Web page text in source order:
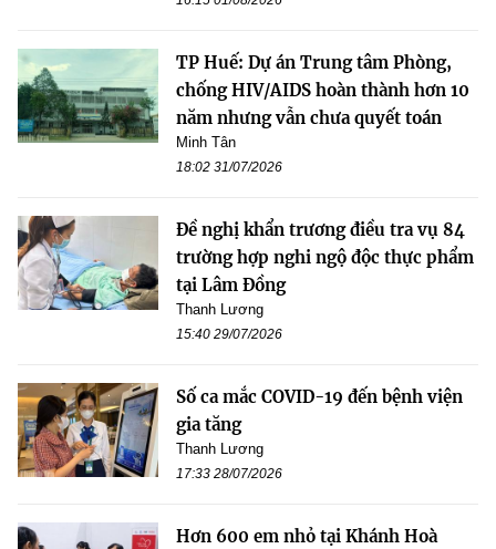
TP Huế: Dự án Trung tâm Phòng,
chống HIV/AIDS hoàn thành hơn 10
năm nhưng vẫn chưa quyết toán
Minh Tân
18:02 31/07/2026
Đề nghị khẩn trương điều tra vụ 84
trường hợp nghi ngộ độc thực phẩm
tại Lâm Đồng
Thanh Lương
15:40 29/07/2026
Số ca mắc COVID-19 đến bệnh viện
gia tăng
Thanh Lương
17:33 28/07/2026
Hơn 600 em nhỏ tại Khánh Hoà